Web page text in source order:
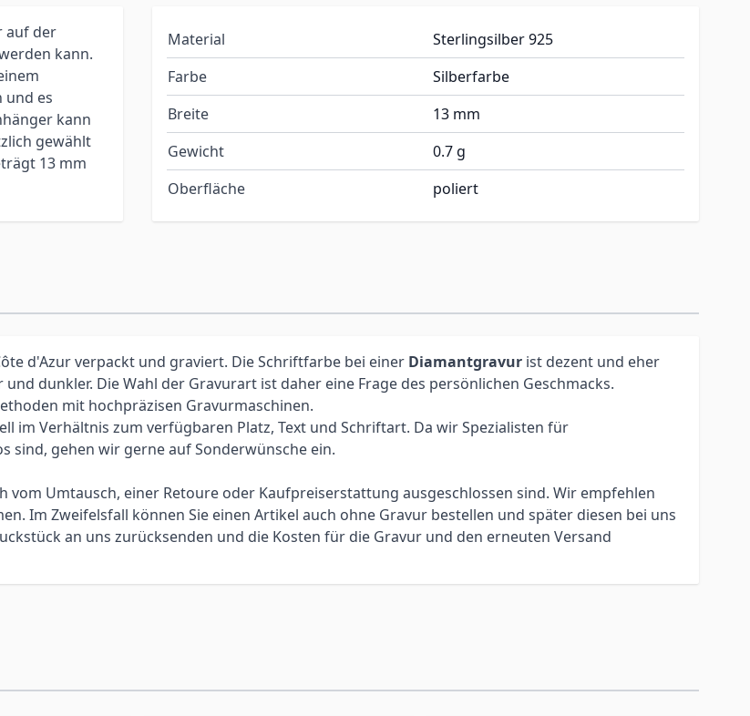
auf der
kann.
und es
kann
gewählt
13 mm
Material
Sterlingsilber 925
Farbe
Silberfarbe
Breite
13 mm
Gewicht
0.7 g
Oberfläche
poliert
d'Azur verpackt und graviert. Die Schriftfarbe bei einer Diamantgravur ist dezent und eher
dunkler. Die Wahl der Gravurart ist daher eine Frage des persönlichen Geschmacks.
mit hochpräzisen Gravurmaschinen.
im Verhältnis zum verfügbaren Platz, Text und Schriftart. Da wir Spezialisten für
sind, gehen wir gerne auf Sonderwünsche ein.
vom Umtausch, einer Retoure oder Kaufpreiserstattung ausgeschlossen sind. Wir empfehlen
Im Zweifelsfall können Sie einen Artikel auch ohne Gravur bestellen und später diesen bei uns
an uns zurücksenden und die Kosten für die Gravur und den erneuten Versand